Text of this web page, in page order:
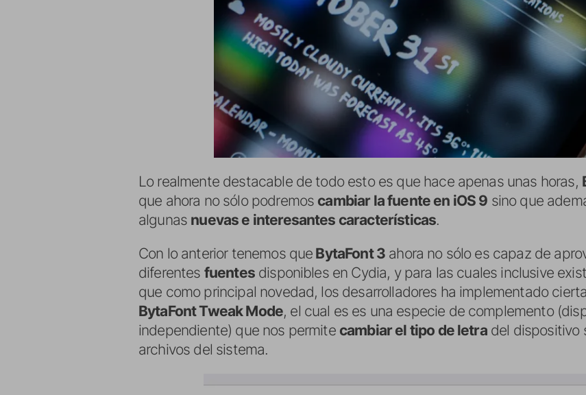
Lo realmente destacable de todo esto es que hace apenas unas horas,
que ahora no sólo podremos cambiar la fuente en iOS 9 sino que
algunas nuevas e interesantes características.
Con lo anterior tenemos que BytaFont 3 ahora no sólo es capaz de
diferentes fuentesdisponibles en Cydia, y para las cuales inclusive
que como principal novedad, los desarrolladores ha implementado
BytaFont Tweak Mode, el cual es es una especie de complemento
independiente) que nos permite cambiar el tipo de letradel dispositivo
archivos del sistema.